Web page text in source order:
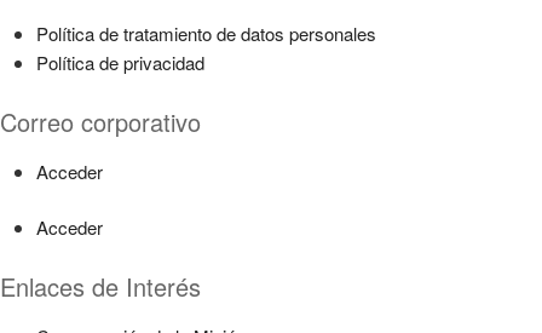
Política de tratamiento de datos personales
Política de privacidad
Correo corporativo
Acceder
Acceder
Enlaces de Interés